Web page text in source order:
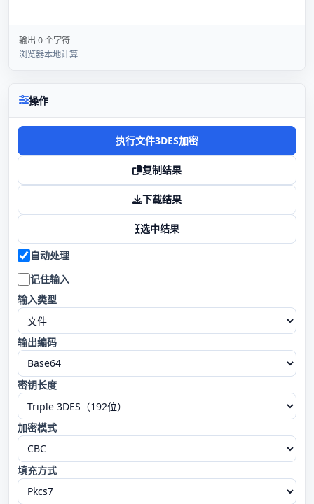
操作
执行文件3DES加密
复制结果
下载结果
选中结果
自动处理
记住输入
输入类型
输出编码
密钥长度
加密模式
填充方式
输出 0 个字符
浏览器本地计算